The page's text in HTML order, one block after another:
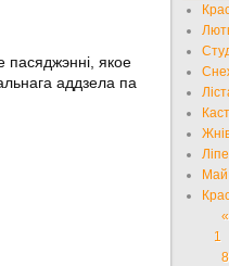
якое
аддзела па
1
8